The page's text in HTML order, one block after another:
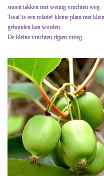
snoeit takken met weinig vruchten weg.
'Issai' is een relatief kleine plant met
gehouden kan worden.
De kleine vruchten rijpen vroeg.